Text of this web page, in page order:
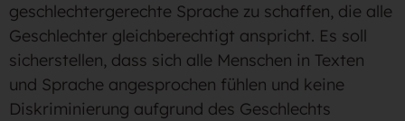
geschlechtergerechte Sprache zu schaffen, die alle
Geschlechter gleichberechtigt anspricht. Es soll
sicherstellen, dass sich alle Menschen in Texten
und Sprache angesprochen fühlen und keine
Diskriminierung aufgrund des Geschlechts